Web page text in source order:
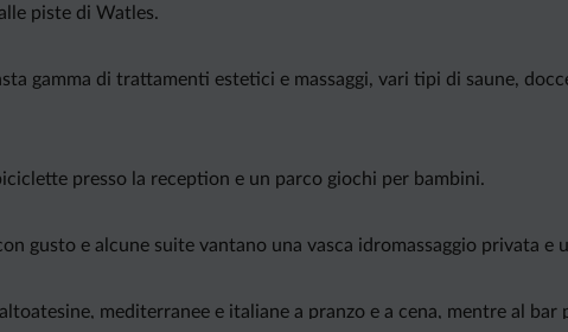
piste di Watles.
gamma di trattamenti estetici e massaggi, vari tipi di saune,
presso la reception e un parco giochi per bambini.
gusto e alcune suite vantano una vasca idromassaggio privata e
mediterranee e italiane a pranzo e a cena, mentre al